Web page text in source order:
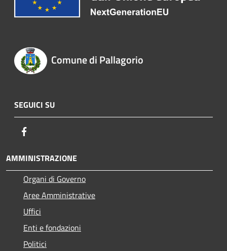
Comune di Pallagorio
SEGUICI SU
AMMINISTRAZIONE
Organi di Governo
Aree Amministrative
Uffici
Enti e fondazioni
Politici